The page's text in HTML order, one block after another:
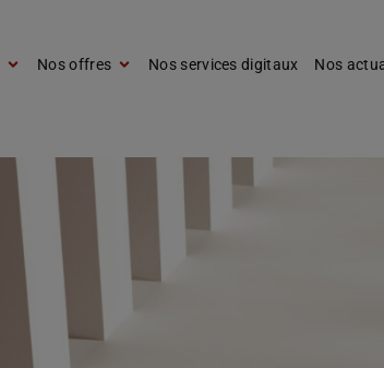
Nos offres Nos services digitaux Nos